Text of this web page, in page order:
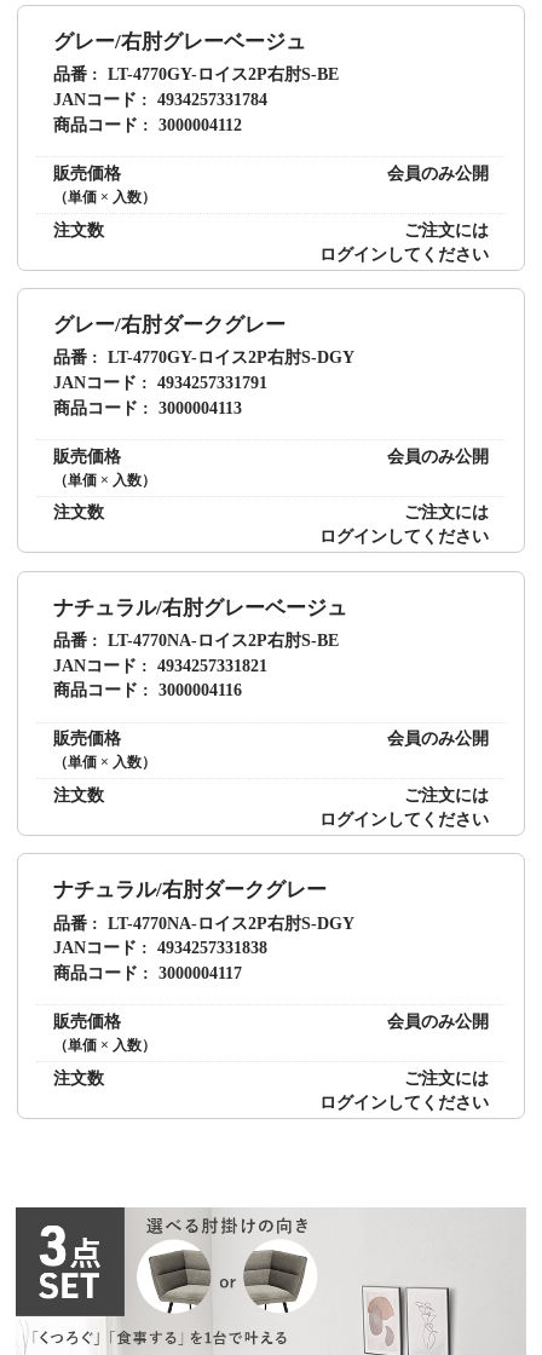
グレー/右肘グレーベージュ
品番
LT-4770GY-ロイス2P右肘S-BE
JANコード
4934257331784
商品コード
3000004112
販売価格
（単価 × 入数）
会員のみ公開
注文数
ご注文には
ログインしてください
グレー/右肘ダークグレー
品番
LT-4770GY-ロイス2P右肘S-DGY
JANコード
4934257331791
商品コード
3000004113
販売価格
（単価 × 入数）
会員のみ公開
注文数
ご注文には
ログインしてください
ナチュラル/右肘グレーベージュ
品番
LT-4770NA-ロイス2P右肘S-BE
JANコード
4934257331821
商品コード
3000004116
販売価格
（単価 × 入数）
会員のみ公開
注文数
ご注文には
ログインしてください
ナチュラル/右肘ダークグレー
品番
LT-4770NA-ロイス2P右肘S-DGY
JANコード
4934257331838
商品コード
3000004117
販売価格
（単価 × 入数）
会員のみ公開
注文数
ご注文には
ログインしてください